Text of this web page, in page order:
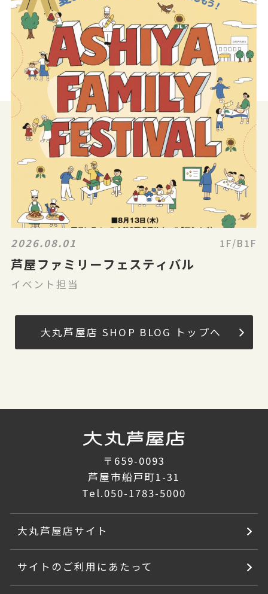
2026.08.01 1F/B1F
芦屋ファミリーフェスティバル
イベント担当
大丸芦屋店 SHOP BLOG トップへ
〒659-0093
芦屋市船戸町1-31
Tel.050-1783-5000
大丸芦屋店サイト
サイトのご利用にあたって